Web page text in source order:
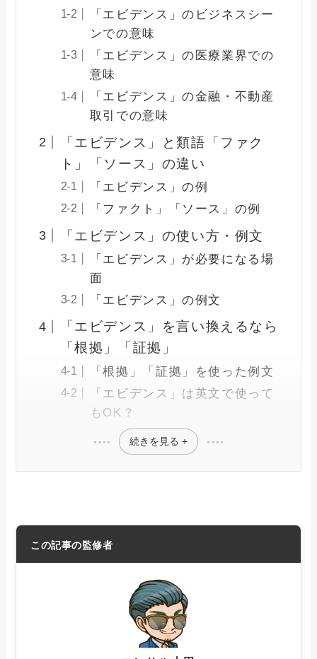
「エビデンス」のビジネスシー
ンでの意味
「エビデンス」の医療業界での
意味
「エビデンス」の金融・不動産
取引での意味
「エビデンス」と類語「ファク
ト」「ソース」の違い
「エビデンス」の例
「ファクト」「ソース」の例
「エビデンス」の使い方・例文
「エビデンス」が必要になる場
面
「エビデンス」の例文
「エビデンス」を言い換えるなら
「根拠」「証拠」
「根拠」「証拠」を使った例文
「エビデンス」は英文で使って
もOK？
続きを見る +
この記事の監修者